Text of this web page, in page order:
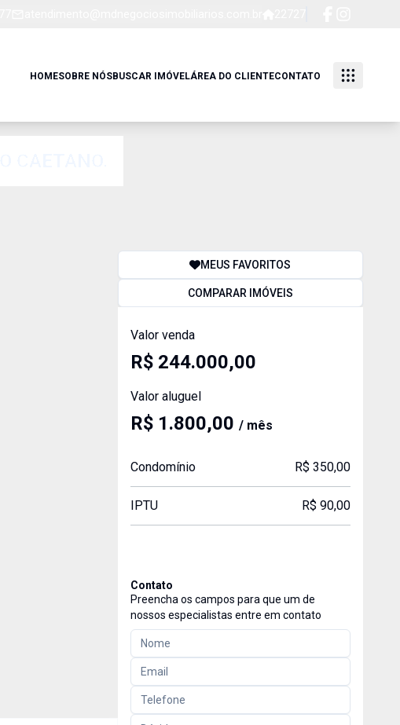
HOMESOBRE NÓSBUSCAR IMÓVELÁREA DO CLIENTECONTATO
MEUS FAVORITOS
COMPARAR IMÓVEIS
Valor venda
R$ 244.000,00
Valor aluguel
R$ 1.800,00 / mês
Condomínio R$ 350,00
IPTU R$ 90,00
Contato
Preencha os campos para que um de
nossos especialistas entre em contato